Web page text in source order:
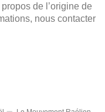
de l’origine de
nous contacter